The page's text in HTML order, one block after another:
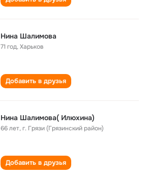
Нина Шалимова
71 год,Харьков
Добавить в друзья
Нина Шалимова( Илюхина)
66 лет,г. Грязи (Грязинский район)
Добавить в друзья